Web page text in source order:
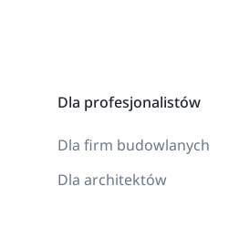
Dla profesjonalistów
Dla firm budowlanych
Dla architektów